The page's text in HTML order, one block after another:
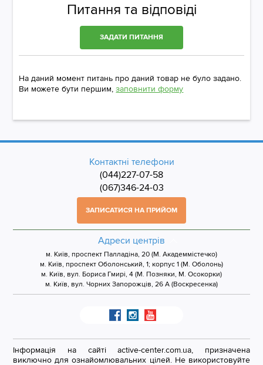
Питання та відповіді
ЗАДАТИ ПИТАННЯ
На даний момент питань про даний товар не було задано.
Ви можете бути першим,заповнити форму
Контактні телефони
(044)227-07-58
(067)346-24-03
ЗАПИСАТИСЯ НА ПРИЙОМ
Адреси центрів
м. Київ, проспект Палладіна, 20 (М. Академмістечко)
м. Київ, проспект Оболонський, 1; корпус 1 (М. Оболонь)
м. Київ, вул. Бориса Гмирі, 4 (М. Позняки, М. Осокорки)
м. Київ, вул. Чорних Запорожців, 26 А (Воскресенка)
Інформація на сайті active-center.com.ua, призначена
виключно для ознайомлювальних цілей. Не використовуйте